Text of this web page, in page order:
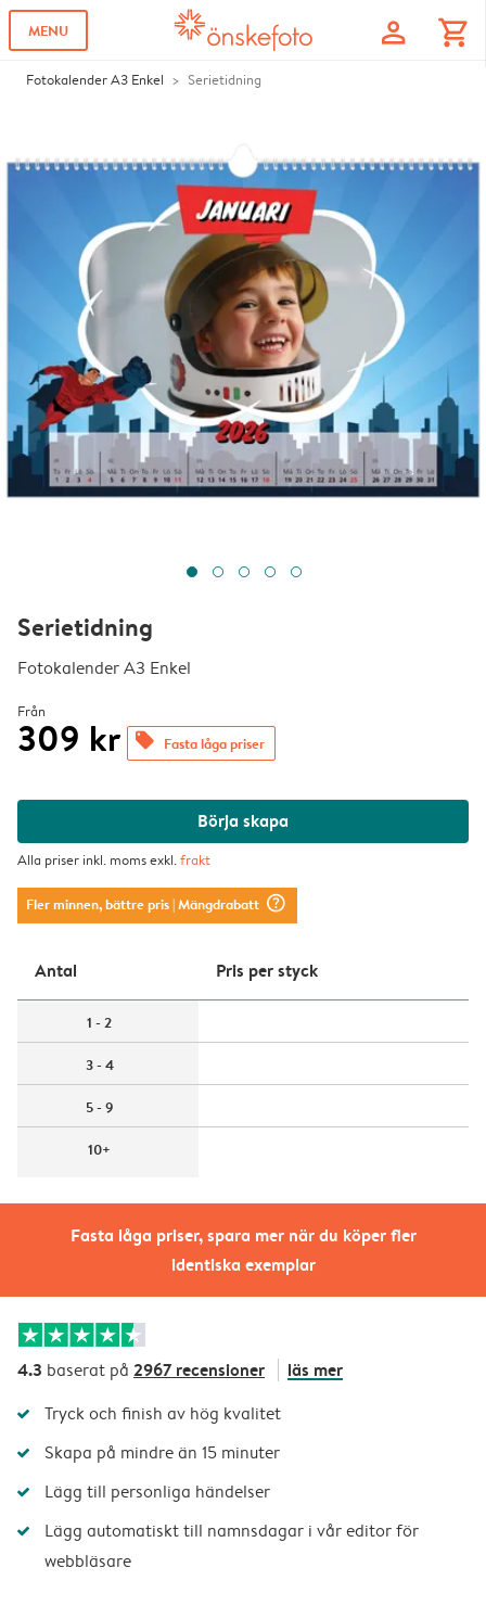
MENU profile shopping_cart
Fotokalender A3 Enkel Serietidning
Fasta låga priser, spara mer när du köper fler
identiska exemplar
Serietidning
Fotokalender A3 Enkel
Från
309 kr offers Fasta låga priser
Börja skapa
Alla priser inkl. moms exkl.frakt
Fler minnen, bättre pris| Mängdrabatt question_mark_circle
Antal Pris per styck
1 - 2
3 - 4
5 - 9
10+
4.3 baserat på 2967 recensioner läs mer
Tryck och finish av hög kvalitet
Skapa på mindre än 15 minuter
Lägg till personliga händelser
Lägg automatiskt till namnsdagar i vår editor för
webbläsare